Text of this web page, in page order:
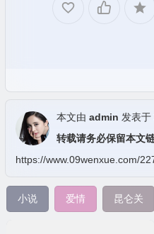
本文由 admin 发表
转载请务必保留本文
https://www.09wenxue.com/
小说 爱情 昆仑关